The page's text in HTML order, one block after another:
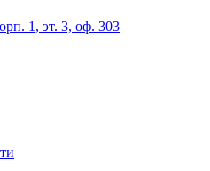
1, эт. 3, оф. 303